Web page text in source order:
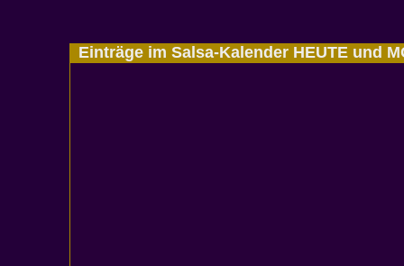
Einträge im Salsa-Kalender HEUTE und